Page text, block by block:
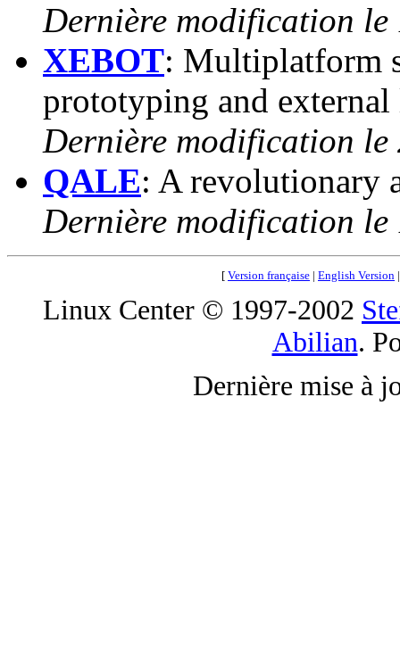
Dernière modification le
XEBOT: Multiplatform
prototyping and
Dernière modification le
QALE: A revolutionary
Dernière modification le
[ Version française | English Version
Linux Center © 1997-2002
Abilian.
Dernière mise à